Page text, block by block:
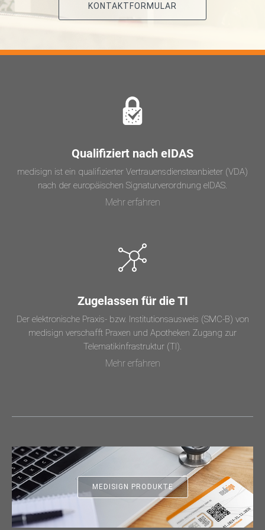
KONTAKTFORMULAR
Qualifiziert nach eIDAS
medisign ist ein qualifizierter Vertrauensdiensteanbieter (VDA)
nach der europäischen Signaturverordnung eIDAS.
Mehr erfahren
Zugelassen für die TI
Der elektronische Praxis- bzw. Institutionsausweis (SMC-B) von
medisign verschafft Praxen und Apotheken Zugang zur
Telematikinfrastruktur (TI).
Mehr erfahren
MEDISIGN PRODUKTE